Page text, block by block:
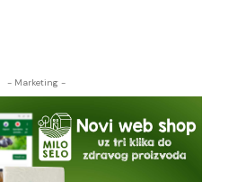
- Marketing -